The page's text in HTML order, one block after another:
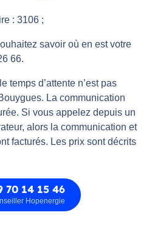
: 3106 ;
savoir où en est votre
66.
temps d’attente n’est pas
La communication
Si vous appelez depuis un
alors la communication et
facturés. Les prix sont décrits
70 14 15 46
Hopenergie